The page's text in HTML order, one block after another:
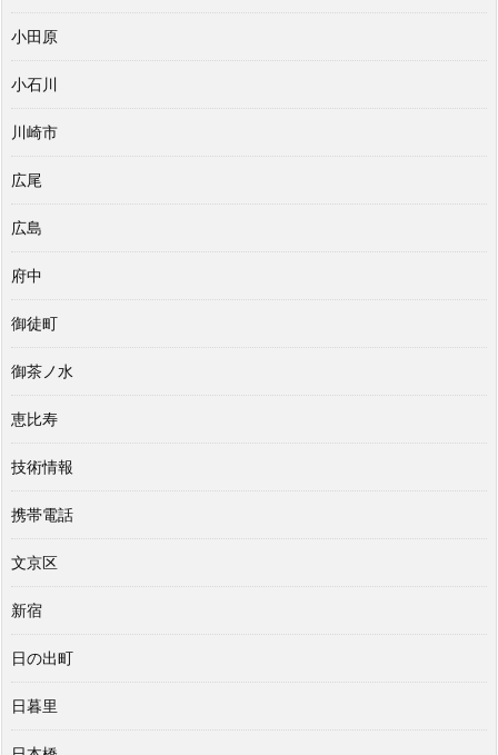
小田原
小石川
川崎市
広尾
広島
府中
御徒町
御茶ノ水
恵比寿
技術情報
携帯電話
文京区
新宿
日の出町
日暮里